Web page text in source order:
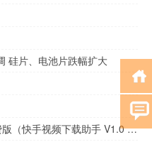
硅片、电池片跌幅扩大
快手视频下载助手 V1.0 绿色免费版（快手视频下载助手 V1.0 绿色免费版功能简介）